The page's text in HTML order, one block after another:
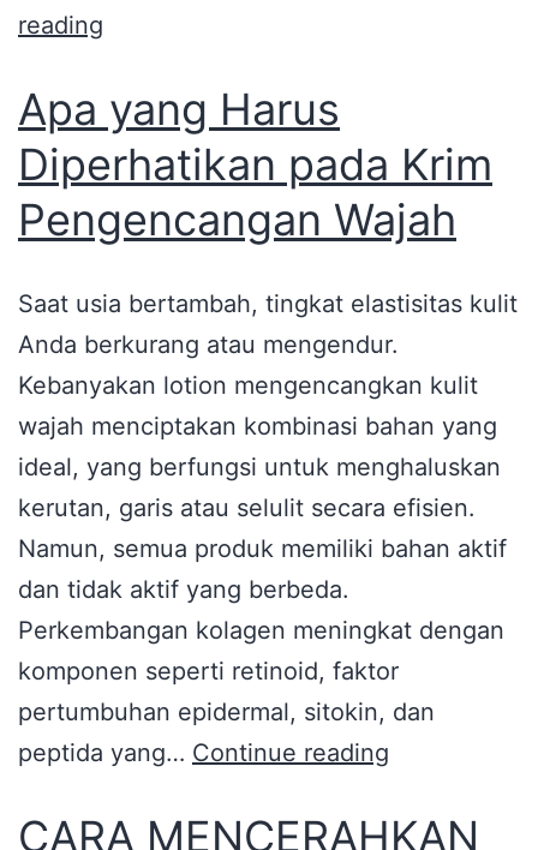
reading
Apa yang Harus
Diperhatikan pada Krim
Pengencangan Wajah
Saat usia bertambah, tingkat elastisitas kulit
Anda berkurang atau mengendur.
Kebanyakan lotion mengencangkan kulit
wajah menciptakan kombinasi bahan yang
ideal, yang berfungsi untuk menghaluskan
kerutan, garis atau selulit secara efisien.
Namun, semua produk memiliki bahan aktif
dan tidak aktif yang berbeda.
Perkembangan kolagen meningkat dengan
komponen seperti retinoid, faktor
pertumbuhan epidermal, sitokin, dan
peptida yang… Continue reading
CARA MENCERAHKAN